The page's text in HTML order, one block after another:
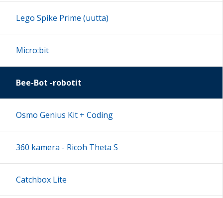
16:00
17:00
18:00
Lego Spike Prime (uutta)
Micro:bit
Bee-Bot -robotit
Osmo Genius Kit + Coding
360 kamera - Ricoh Theta S
Catchbox Lite